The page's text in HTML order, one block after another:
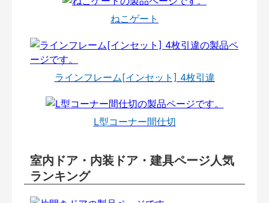
ねこゲート
ラインフレーム[インセット] 4枚引違
L型コーナー間仕切
室内ドア・内装ドア・建具ページ人気
ランキング